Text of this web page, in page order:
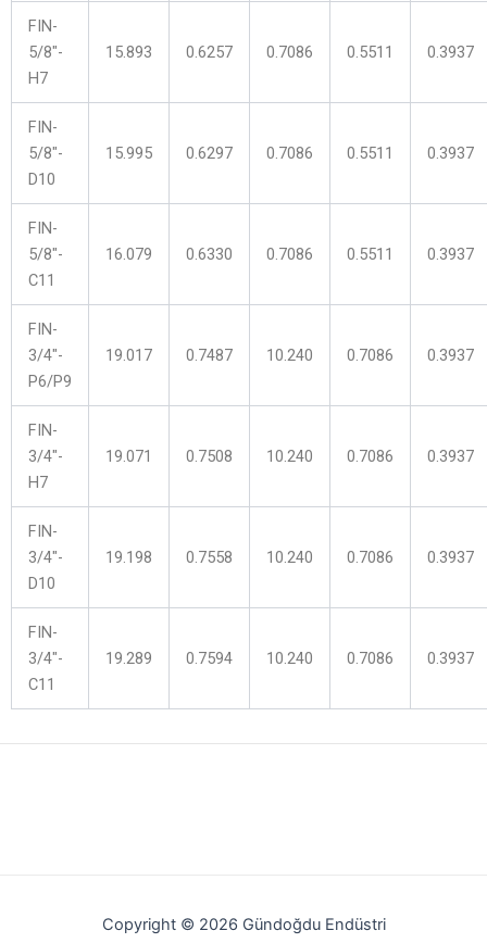
FIN-
5/8″-
H7
15.893 0.6257 0.7086 0.5511 0.3937
FIN-
5/8″-
D10
15.995 0.6297 0.7086 0.5511 0.3937
FIN-
5/8″-
C11
16.079 0.6330 0.7086 0.5511 0.3937
FIN-
3/4″-
P6/P9
19.017 0.7487 10.240 0.7086 0.3937
FIN-
3/4″-
H7
19.071 0.7508 10.240 0.7086 0.3937
FIN-
3/4″-
D10
19.198 0.7558 10.240 0.7086 0.3937
FIN-
3/4″-
C11
19.289 0.7594 10.240 0.7086 0.3937
Copyright © 2026 Gündoğdu Endüstri